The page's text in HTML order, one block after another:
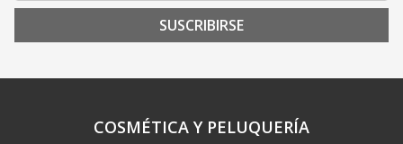
SUSCRIBIRSE
COSMÉTICA Y PELUQUERÍA